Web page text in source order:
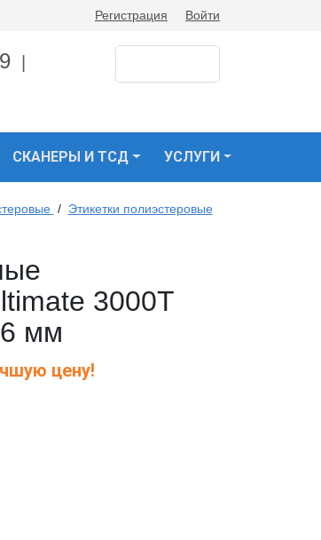
Регистрация Войти
СКАНЕРЫ И ТСД УСЛУГИ
/ Этикетки полиэстеровые
3000T
мм
цену!